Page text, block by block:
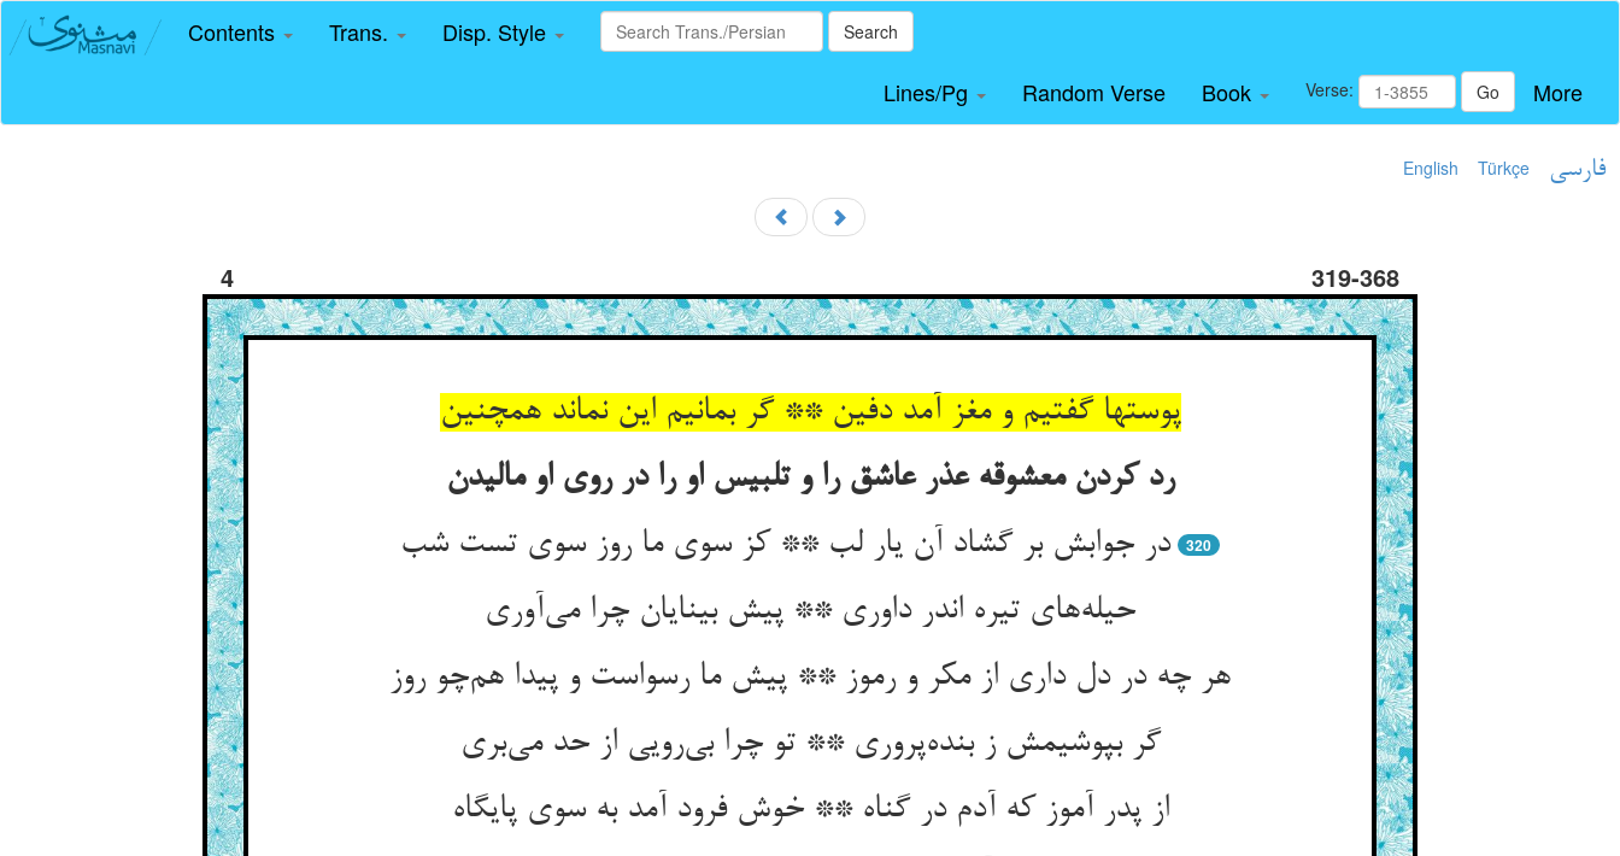
Contents Trans. Disp. Style Search
Lines/Pg Random Verse Book Verse: Go More
English Türkçe فارسی
4 319-368
پوستها گفتیم و مغز آمد دفین ** گر بمانیم این نماند همچنین
رد کردن معشوقه عذر عاشق را و تلبیس او را در روی او مالیدن
در جوابش بر گشاد آن یار لب ** کز سوی ما روز سوی تست شب
320
حیله‌های تیره اندر داوری ** پیش بینایان چرا می‌آوری
هر چه در دل داری از مکر و رموز ** پیش ما رسواست و پیدا هم‌چو روز
گر بپوشیمش ز بنده‌پروری ** تو چرا بی‌رویی از حد می‌بری
از پدر آموز که آدم در گناه ** خوش فرود آمد به سوی پایگاه